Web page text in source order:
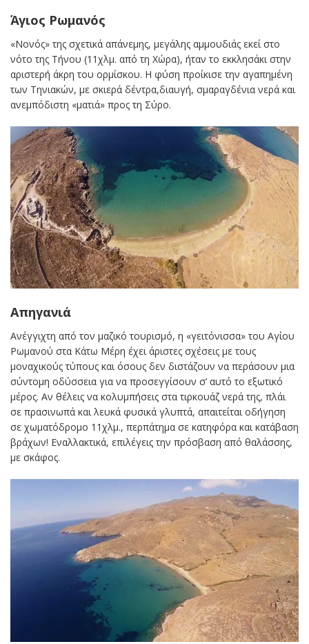
Άγιος Ρωμανός
«Νονός» της σχετικά απάνεμης, μεγάλης αμμουδιάς εκεί στο
νότο της Τήνου (11χλμ. από τη Χώρα), ήταν το εκκλησάκι στην
αριστερή άκρη του ορμίσκου. Η φύση προίκισε την αγαπημένη
των Τηνιακών, με σκιερά δέντρα,διαυγή, σμαραγδένια νερά και
ανεμπόδιστη «ματιά» προς τη Σύρο.
Απηγανιά
Ανέγγιχτη από τον μαζικό τουρισμό, η «γειτόνισσα» του Αγίου
Ρωμανού στα Κάτω Μέρη έχει άριστες σχέσεις με τους
μοναχικούς τύπους και όσους δεν διστάζουν να περάσουν μια
σύντομη οδύσσεια για να προσεγγίσουν σ’ αυτό το εξωτικό
μέρος. Αν θέλεις να κολυμπήσεις στα τιρκουάζ νερά της, πλάι
σε πρασινωπά και λευκά φυσικά γλυπτά, απαιτείται οδήγηση
σε χωματόδρομο 11χλμ., περπάτημα σε κατηφόρα και κατάβαση
βράχων! Εναλλακτικά, επιλέγεις την πρόσβαση από θαλάσσης,
με σκάφος.